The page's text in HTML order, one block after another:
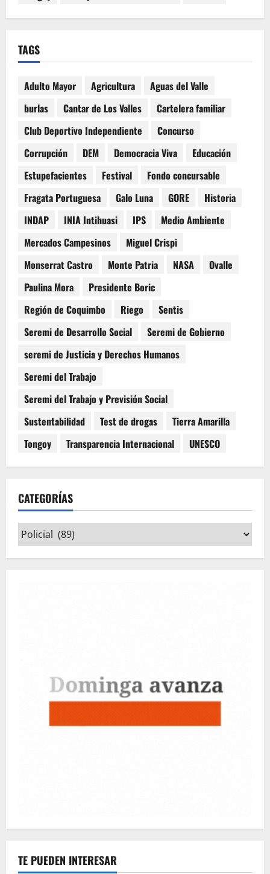
TAGS
Adulto Mayor Agricultura
Aguas del Valle
burlas
Cantar de Los Valles
Cartelera familiar
Club Deportivo Independiente
Concurso
Corrupción
DEM Democracia Viva
Educación
Estupefacientes
Festival
Fondo concursable
Fragata Portuguesa
Galo Luna GORE
Historia
INDAP
INIA Intihuasi IPS
Medio Ambiente
Mercados Campesinos
Miguel Crispi
Monserrat Castro
Monte Patria NASA
Ovalle
Paulina Mora
Presidente Boric
Región de Coquimbo
Riego
Sentis
Seremi de Desarrollo Social
Seremi de Gobierno
seremi de Justicia y Derechos Humanos
Seremi del Trabajo
Seremi del Trabajo y Previsión Social
Sustentabilidad
Test de drogas
Tierra Amarilla
Tongoy
Transparencia Internacional UNESCO
CATEGORÍAS
Categorías
TE PUEDEN INTERESAR